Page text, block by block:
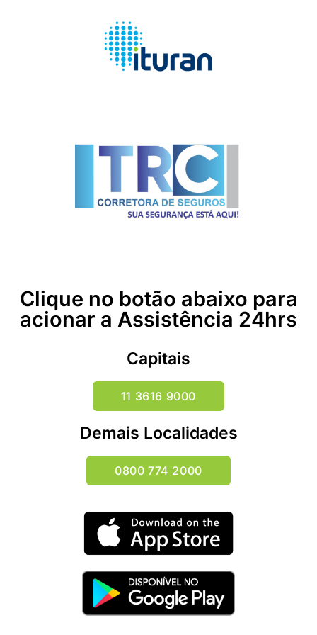
Clique no botão abaixo para
acionar a Assistência 24hrs
Capitais
11 3616 9000
Demais Localidades
0800 774 2000